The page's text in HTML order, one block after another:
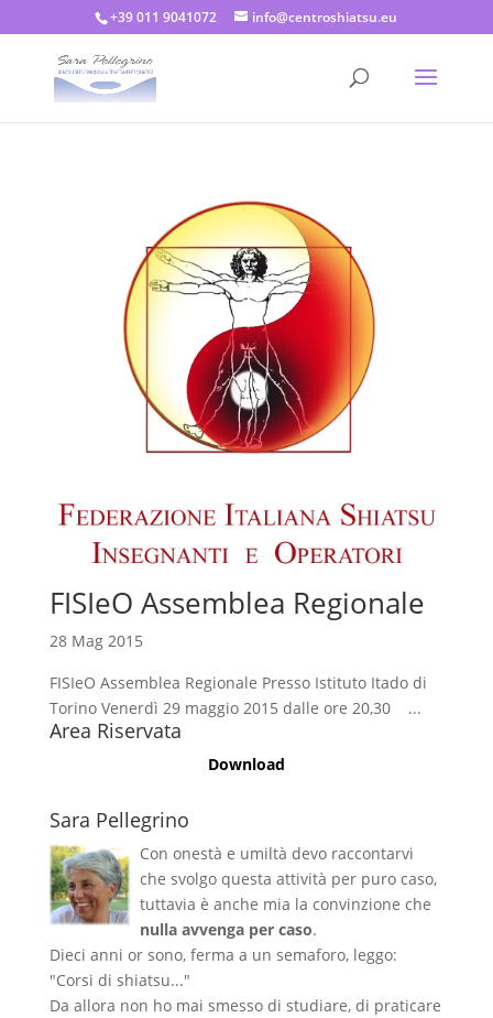
+39 011 9041072 info@centroshiatsu.eu
FISIeO Assemblea Regionale
28 Mag 2015
FISIeO Assemblea Regionale Presso Istituto Itado di
Torino Venerdì 29 maggio 2015 dalle ore 20,30 ...
Area Riservata
Download
Sara Pellegrino
Con onestà e umiltà devo raccontarvi
che svolgo questa attività per puro caso,
tuttavia è anche mia la convinzione che
nulla avvenga per caso.
Dieci anni or sono, ferma a un semaforo, leggo:
"Corsi di shiatsu..."
Da allora non ho mai smesso di studiare, di praticare